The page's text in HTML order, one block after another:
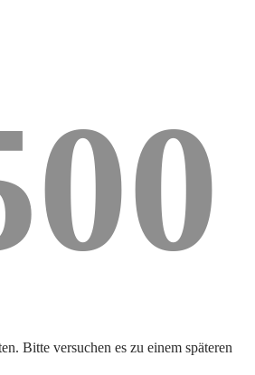
Bitte versuchen es zu einem späteren